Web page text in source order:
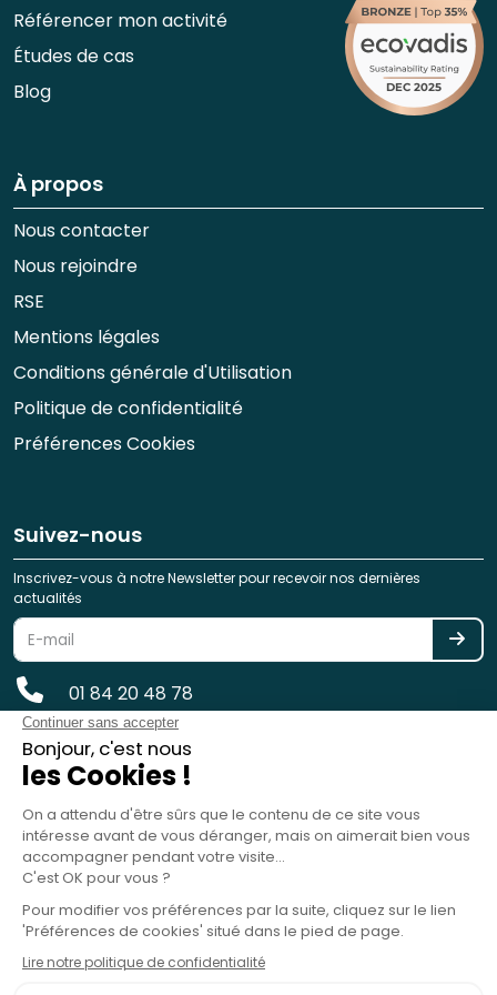
Référencer mon activité
Études de cas
Blog
À propos
Nous contacter
Nous rejoindre
RSE
Mentions légales
Conditions générale d'Utilisation
Politique de confidentialité
Préférences Cookies
Suivez-nous
Inscrivez-vous à notre Newsletter pour recevoir nos dernières
actualités
01 84 20 48 78
reservation@spotlag.com
Voyages et de Séjours - ATOUT France - sous le n° IM075220031 -